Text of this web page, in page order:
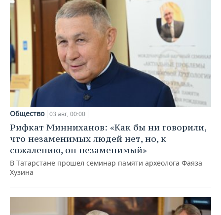
Общество 03 авг, 00:00
Рифкат Минниханов: «Как бы ни говорили,
что незаменимых людей нет, но, к
сожалению, он незаменимый»
В Татарстане прошел семинар памяти археолога Фаяза
Хузина